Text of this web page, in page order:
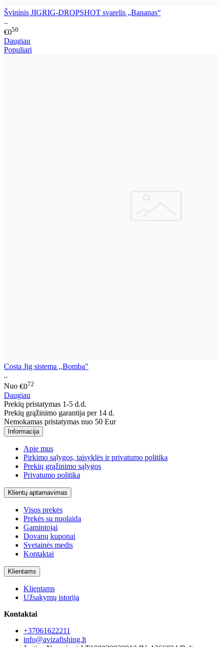
Švininis JIGRIG-DROPSHOT svarelis „Bananas“
..
€050
Daugiau
Populiari
Costa Jig sistema ,,Bomba"
..
Nuo €072
Daugiau
Prekių pristatymas 1-5 d.d.
Prekių grąžinimo garantija per 14 d.
Nemokamas pristatymas nuo 50 Eur
Informacija
Apie mus
Pirkimo sąlygos, taisyklės ir privatumo politika
Prekių grąžinimo sąlygos
Privatumo politika
Klientų aptarnavimas
Visos prekės
Prekės su nuolaida
Gamintojai
Dovanų kuponai
Svetainės medis
Kontaktai
Klientams
Klientams
Užsakymų istorija
Kontaktai
+37061622211
info@avizafishing.lt